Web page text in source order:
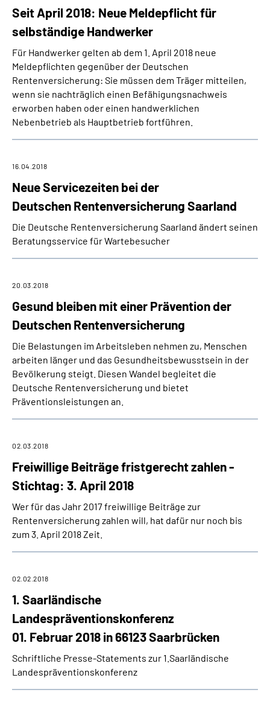
Seit April 2018: Neue Meldepflicht für
selbständige Handwerker
Für Handwerker gelten ab dem 1. April 2018 neue
Meldepflichten gegenüber der Deutschen
Rentenversicherung: Sie müssen dem Träger mitteilen,
wenn sie nachträglich einen Befähigungsnachweis
erworben haben oder einen handwerklichen
Nebenbetrieb als Hauptbetrieb fortführen.
Neue Servicezeiten bei der
Deutschen Rentenversicherung Saarland
16.04.2018
Die Deutsche Rentenversicherung Saarland ändert seinen
Beratungsservice für Wartebesucher
Gesund bleiben mit einer Prävention der
Deutschen Rentenversicherung
20.03.2018
Die Belastungen im Arbeitsleben nehmen zu, Menschen
arbeiten länger und das Gesundheitsbewusstsein in der
Bevölkerung steigt. Diesen Wandel begleitet die
Deutsche Rentenversicherung und bietet
Präventionsleistungen an.
Freiwillige Beiträge fristgerecht zahlen -
Stichtag: 3. April 2018
02.03.2018
Wer für das Jahr 2017 freiwillige Beiträge zur
Rentenversicherung zahlen will, hat dafür nur noch bis
zum 3. April 2018 Zeit.
1. Saarländische
Landespräventionskonferenz
01. Februar 2018 in 66123 Saarbrücken
02.02.2018
Schriftliche Presse-Statements zur 1.Saarländische
Landespräventionskonferenz